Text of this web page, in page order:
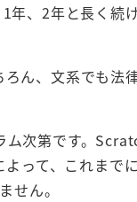
年、2年と長く続
ん、文系でも法
ム次第です。
って、これまで
せん。